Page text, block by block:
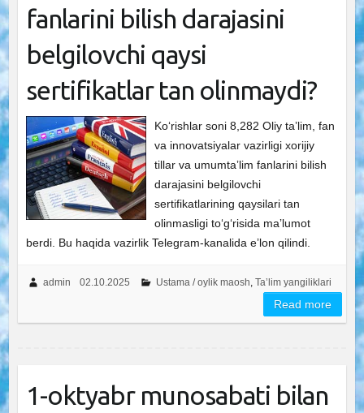
fanlarini bilish darajasini
belgilovchi qaysi
sertifikatlar tan olinmaydi?
Ko‘rishlar soni 8,282 Oliy taʼlim, fan
va innovatsiyalar vazirligi xorijiy
tillar va umumtaʼlim fanlarini bilish
darajasini belgilovchi
sertifikatlarining qaysilari tan
olinmasligi toʻgʻrisida maʼlumot
berdi. Bu haqida vazirlik Telegram-kanalida eʼlon qilindi.
admin 02.10.2025 Ustama / oylik maosh Ta’lim yangiliklari
Read more
1-oktyabr munosabati bilan